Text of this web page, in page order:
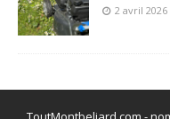
2 avril 2026